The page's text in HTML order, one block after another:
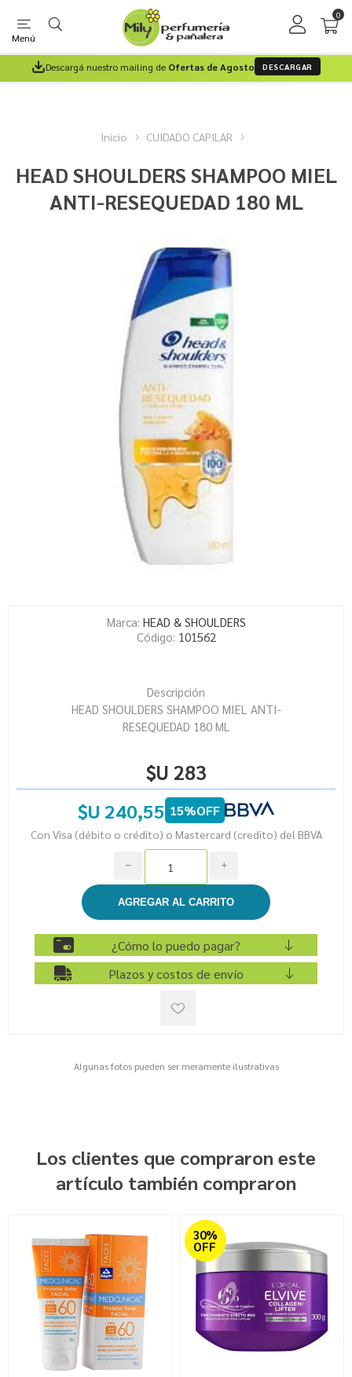
Menú
0
Descargá nuestro mailing de Ofertas de Agosto DESCARGAR
Inicio CUIDADO CAPILAR
HEAD SHOULDERS SHAMPOO MIEL
ANTI-RESEQUEDAD 180 ML
Marca: HEAD & SHOULDERS
Código: 101562
Descripción
HEAD SHOULDERS SHAMPOO MIEL ANTI-
RESEQUEDAD 180 ML
$U 283
$U 240,55 15%OFF
Con Visa (débito o crédito) o Mastercard (credito) del BBVA
i
h
¿Cómo lo puedo pagar?
Plazos y costos de envío
Algunas fotos pueden ser meramente ilustrativas
Los clientes que compraron este
artículo también compraron
30%
OFF